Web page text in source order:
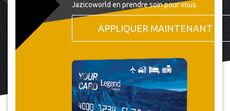
Jazicoworld en prendre soin pour vous.
APPLIQUER MAINTENANT